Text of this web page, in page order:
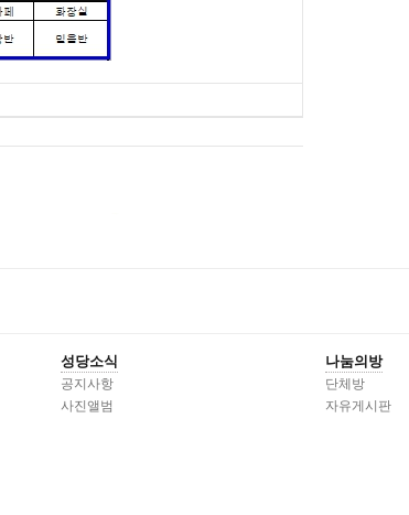
성당소식
공지사항
사진앨범
나눔의방
단체방
자유게시판